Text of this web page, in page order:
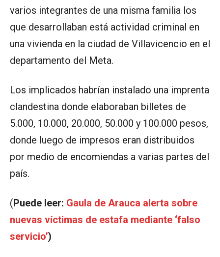
varios integrantes de una misma familia los
que desarrollaban está actividad criminal en
una vivienda en la ciudad de Villavicencio en el
departamento del Meta.
Los implicados habrían instalado una imprenta
clandestina donde elaboraban billetes de
5.000, 10.000, 20.000, 50.000 y 100.000 pesos,
donde luego de impresos eran distribuidos
por medio de encomiendas a varias partes del
país.
(Puede leer: Gaula de Arauca alerta sobre
nuevas víctimas de estafa mediante ‘falso
servicio’)